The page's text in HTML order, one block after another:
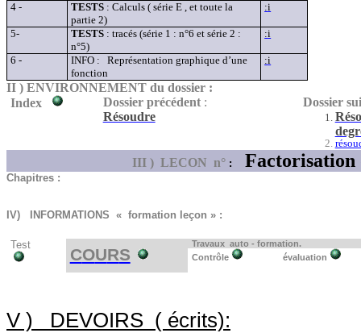
4 -
TESTS : Calculs ( série E , et toute la
partie 2)
:i
5- TESTS : tracés (série 1 : n°6 et série 2 :
n°5)
:i
6 - INFO :
Représentation graphique d’une
fonction
:i
II ) ENVIRONNEMENT du dossier :
Index
Dossier précédent:
Résoudre
Dossier
III ) LECON n° : Factorisation
Chapitres :
IV) INFORMATIONS « formation leçon » :
Test
COURS
Travaux auto - formation.
Contrôle
évaluation
V ) DEVOIRS ( écrits):